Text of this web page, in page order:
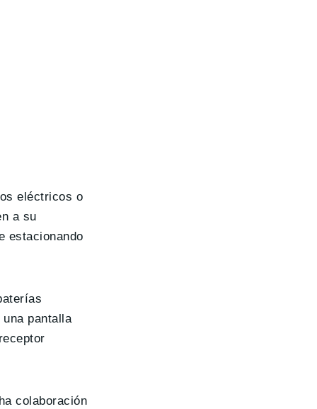
eléctricos o
a su
estacionando
pantalla
colaboración